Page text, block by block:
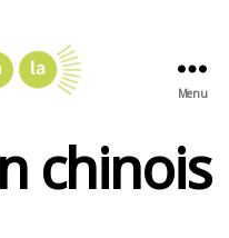
Menu
chinois